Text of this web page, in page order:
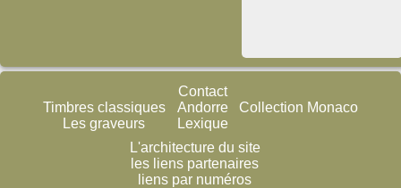
Timbres classiques
Les graveurs
Contact
Andorre
Lexique
Collection Monaco
L'architecture du site
les liens partenaires
liens par numéros